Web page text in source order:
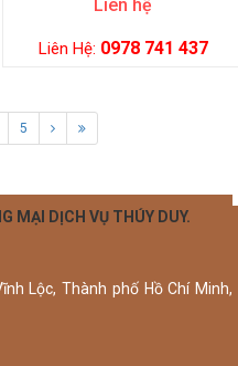
Liên hệ
Liên Hệ: 0978 741 437
5
MẠI DỊCH VỤ THÚY DUY.
Lộc, Thành phố Hồ Chí Minh,